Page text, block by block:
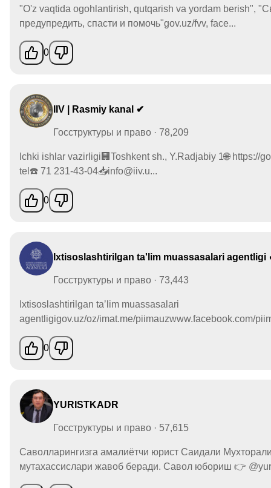
"O'z vaqtida ogohlantirish, qutqarish va yordam berish",
предупредить, спасти и помочь"gov.uz/fvv, face...
0
IIV | Rasmiy kanal ✔
Госструктуры и право · 78,209
Ichki ishlar vazirligi🏢Toshkent sh., Y.Radjabiy 1🌐 https://
tel☎️ 71 231-43-04📥info@iiv.u...
0
Ixtisoslashtirilgan ta'lim muassasalari agentligi
Госструктуры и право · 73,443
Ixtisoslashtirilgan taʼlim muassasalari
agentligigov.uz/oz/imat.me/piimauzwww.facebook.com/
0
YURISTKADR
Госструктуры и право · 57,615
Саволларингизга амалиётчи юрист Саидали
мутахассислари жавоб беради. Савол юбориш 👉